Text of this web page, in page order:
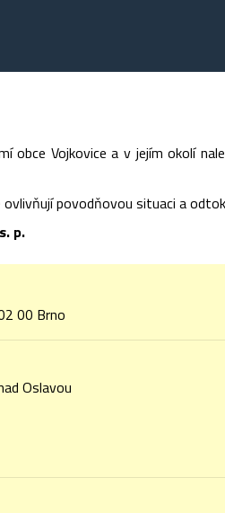
obce Vojkovice a v jejím okolí
povodňovou situaci a
p.
00 Brno
Oslavou